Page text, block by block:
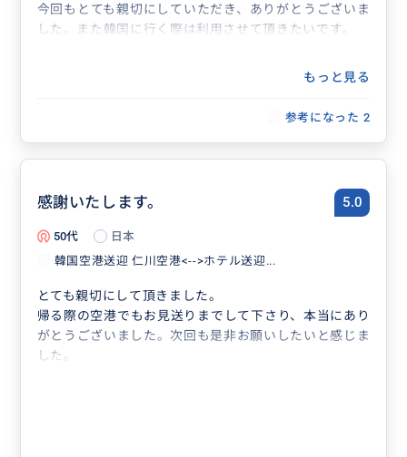
今回もとても親切にしていただき、ありがとうございま
した。また韓国に行く際は利用させて頂きたいです。
もっと見る
参考になった 2
感謝いたします。 5.0
50代
日本
韓国空港送迎 仁川空港<-->ホテル送迎...
とても親切にして頂きました。
帰る際の空港でもお見送りまでして下さり、本当にあり
がとうございました。次回も是非お願いしたいと感じま
した。